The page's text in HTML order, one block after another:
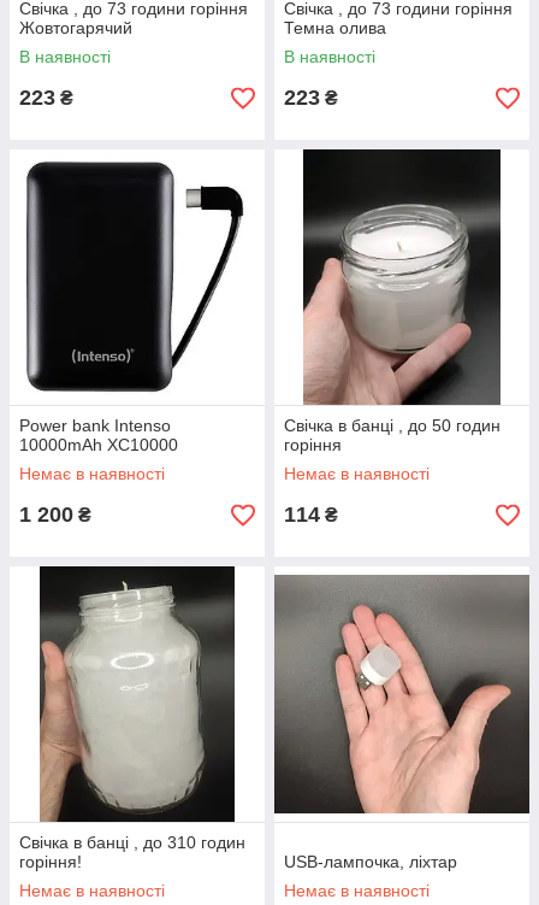
Свічка , до 73 години горіння
Жовтогарячий
В наявності
223 ₴
Свічка , до 73 години горіння
Темна олива
В наявності
223 ₴
Power bank Intenso
10000mAh XC10000
Немає в наявності
1 200 ₴
Свічка в банці , до 50 годин
горіння
Немає в наявності
114 ₴
Свічка в банці , до 310 годин
горіння!
Немає в наявності
USB-лампочка, ліхтар
Немає в наявності